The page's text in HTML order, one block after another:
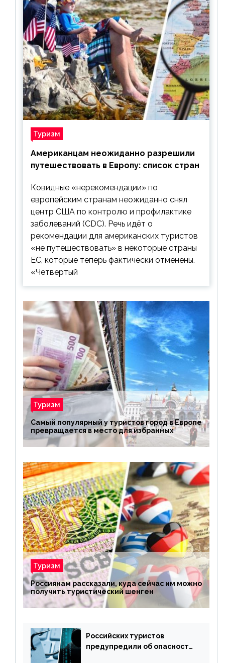
Туризм
Американцам неожиданно разрешили
путешествовать в Европу: список стран
Ковидные «нерекомендации» по
европейским странам неожиданно снял
центр США по контролю и профилактике
заболеваний (CDC). Речь идёт о
рекомендации для американских туристов
«не путешествовать» в некоторые страны
ЕС, которые теперь фактически отменены.
«Четвертый
Туризм
Самый популярный у туристов город в Европе
превращается в место для избранных
Туризм
Россиянам рассказали, куда сейчас им можно
получить туристический шенген
Российских туристов
предупредили об опасности